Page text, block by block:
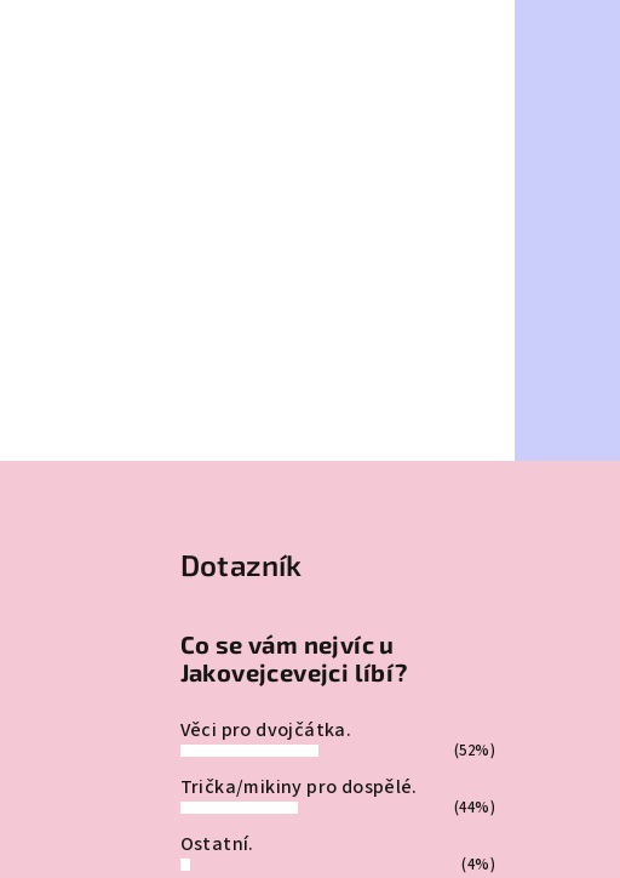
Dotazník
Co se vám nejvíc u
Jakovejcevejci líbí?
Věci pro dvojčátka.
(52%)
Trička/mikiny pro dospělé.
(44%)
Ostatní.
(4%)